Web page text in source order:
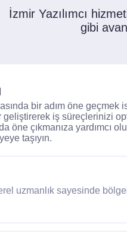
İzmir Yazılımcı
gibi
bir adım öne
iş süreçlerinizi
öne çıkmanıza yardımcı
taşıyın.
uzmanlık sayesinde